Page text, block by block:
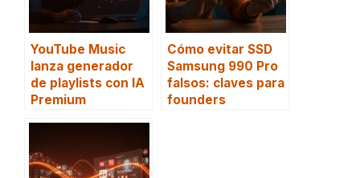
YouTube Music
lanza generador
de playlists con IA
Premium
Cómo evitar SSD
Samsung 990 Pro
falsos: claves para
founders